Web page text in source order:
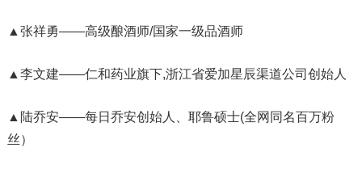
▲张祥勇——高级酿酒师/国家一级品酒师
▲李文建——仁和药业旗下,浙江省爱加星辰渠道公司创始人
▲陆乔安——每日乔安创始人、耶鲁硕士(全网同名百万粉
丝）